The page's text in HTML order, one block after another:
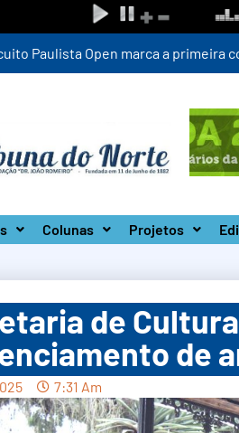
Paulista Open marca a primeira
Colunas Projetos
de
de
7:31 Am